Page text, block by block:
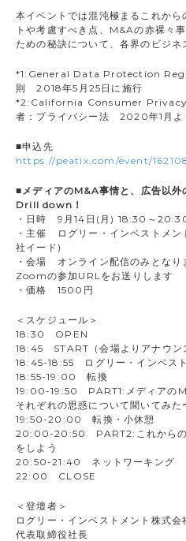
本イベントでは混沌極まるこれか
トや考慮すべき点、M&Aの赤裸々
ための秘訣について、各界のビジネ
*1:General Data Protection
則 2018年5月25日に施行
*2:California Consumer Privacy
者：プライバシー法 2020年1月よ
■申込先
https://peatix.com/event/
■メディアのM&A事情と、広告以外
Drill down！
・日時 9月14日(月) 18:30～
・主催 ログリー・インベストメ
社イード)
・会場 オンライン配信のみとなり
Zoomの参加URLをお送りします
・価格 1500円
＜スケジュール＞
18:30 OPEN
18:45 START（会場よりアナウン
18:45-18:55 ログリー・インベス
18:55-19:00 転換
19:00-19:50 PART1:メディアの
それぞれの思惑について聞いてみた
19:50-20:00 転換・小休憩
20:00-20:50 PART2:これからの
をしよう
20:50-21:40 ネットワーキング
22:00 CLOSE
＜登壇者＞
ログリー・インベストメント株式会
代表取締役社長